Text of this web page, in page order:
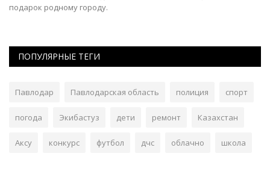
Узбекистана.
ПОПУЛЯРНЫЕ ТЕГИ
Павлодар Павлодарская область полиция спорт
погода Экибастуз дети ремонт Казахстан
Аксу конкурс футбол дчс облачно школа